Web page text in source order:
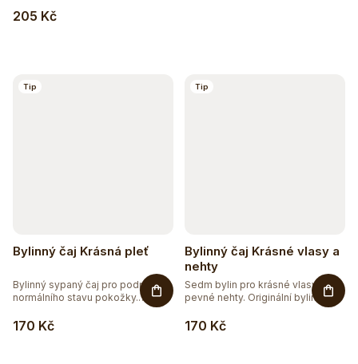
205 Kč
Sleva až 20 %
Tip
Bylinný čaj Krásná pleť
170 Kč
Bylinný sypaný čaj pro podporu
normálního stavu pokožky.
Tip
Bylinný čaj Krásné vlasy a
nehty
170 Kč
Sedm bylin pro krásné vlasy a
pevné nehty. Originální bylinná...